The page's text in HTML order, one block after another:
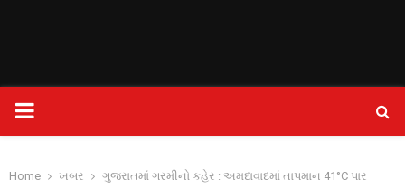
PRIMARY
Home ખબર ગુજરાતમાં ગરમીનો કહેર : અમદાવાદમાં તાપમાન 41°C પાર